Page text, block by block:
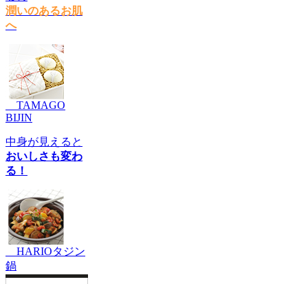
潤いのあるお肌
へ
TAMAGO
BIJIN
中身が見えると
おいしさも変わ
る！
HARIOタジン
鍋